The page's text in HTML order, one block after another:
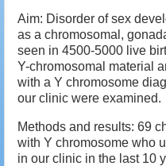
Aim: Disorder of sex
as a chromosomal,
seen in 4500-5000 live
Y-chromosomal material
with a Y chromosome
our clinic were examined.
Methods and results: 69
with Y chromosome who
in our clinic in the last 10